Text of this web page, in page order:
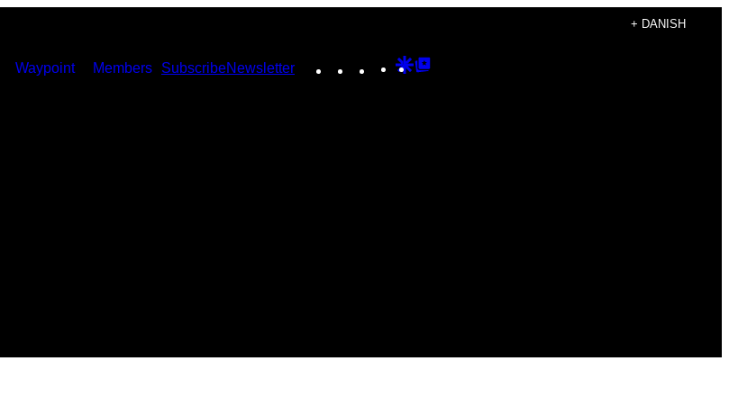
+ DANISH
Waypoint Members SubscribeNewsletter Instagram
TikTokYouTube
Google